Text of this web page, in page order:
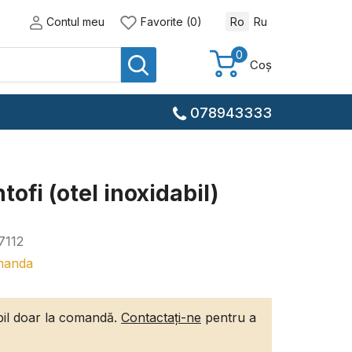
Contul meu Favorite (0) Ro Ru
0
Coș
078943333
(otel inoxidabil)
doar la comandă. Contactați-ne pentru a